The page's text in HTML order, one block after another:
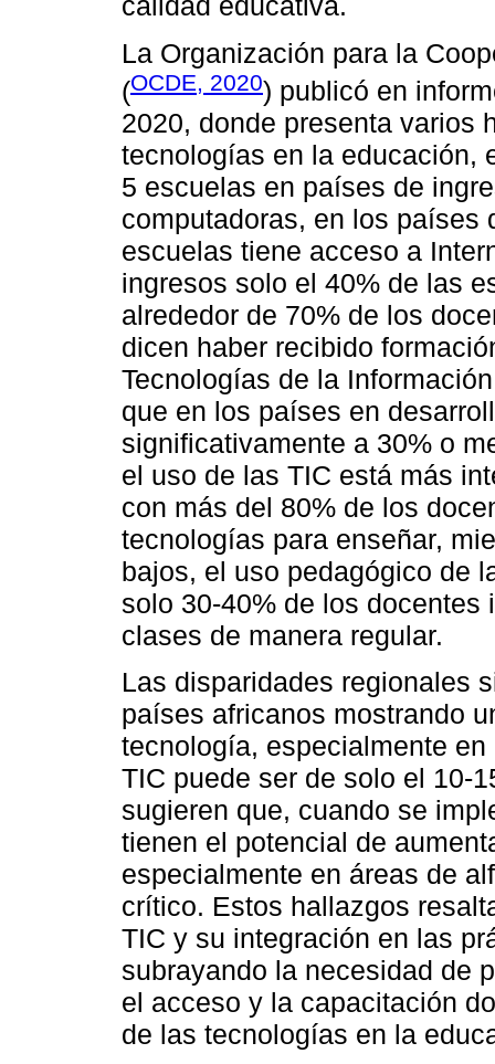
La Organización para la
(OCDE, 2020) publicó en
2020, donde presenta varios
tecnologías en la educación,
5 escuelas en países de
computadoras, en los países
escuelas tiene acceso a
ingresos solo el 40% de las
alrededor de 70% de los
dicen haber recibido
Tecnologías de la
que en los países en
significativamente a 30% o
el uso de las TIC está más
con más del 80% de los
tecnologías para enseñar,
bajos, el uso pedagógico de
solo 30-40% de los
clases de manera regular.
Las disparidades regionales
países africanos mostrando
tecnología, especialmente
TIC puede ser de solo el 10-
sugieren que, cuando se
tienen el potencial de
especialmente en áreas de
crítico. Estos hallazgos
TIC y su integración en las
subrayando la necesidad de
el acceso y la capacitación
de las tecnologías en la